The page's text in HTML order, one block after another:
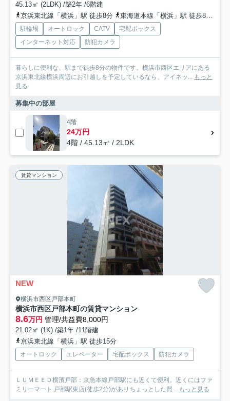
45.13㎡ (2LDK) /築2年 /6階建
京浜東北線「横浜」駅 徒歩8分
東海道本線「横浜」駅 徒歩8分
駐輪場 オートロック CATV
宅配ボックス
インターネット対応
防犯カメラ
暮らしに便利な、駅まで徒歩8分の物件です。横浜市西区エリアにある
京浜東北線横浜周辺にお引越しを予定しているなら、アイネッ... もっと
見る
募集中の部屋
4階
24万円
4階 / 45.13㎡ / 2LDK
賃貸マンション
NEW
横浜市西区戸部本町
横浜市西区戸部本町の賃貸マンション
8.6万円 管理/共益費8,000円
21.02㎡ (1K) /築1年 /11階建
京浜東北線「横浜」駅 徒歩15分
オートロック エレベーター 宅配ボックス 防犯カメラ
ＬＵＭＥＥＤ横濱戸部：京急本線戸部駅にも近くて便利。近くにはファ
ミリーマート 戸部駅東店(徒歩2分)がありちょっとした買... もっと見る